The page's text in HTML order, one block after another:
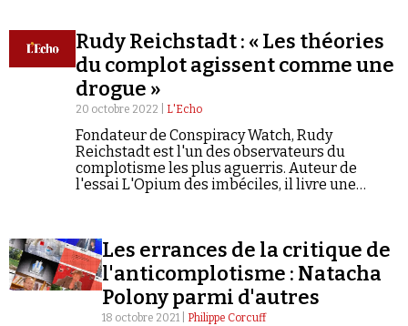
Demander à Vera
Se connecter
Rudy Reichstadt : « Les théories
du complot agissent comme une
drogue »
20 octobre 2022 | L'Echo
Fondateur de Conspiracy Watch, Rudy
Reichstadt est l'un des observateurs du
complotisme les plus aguerris. Auteur de
l'essai L'Opium des imbéciles, il livre une
Les errances de la critique de
l'anticomplotisme : Natacha
Polony parmi d'autres
18 octobre 2021 | Philippe Corcuff